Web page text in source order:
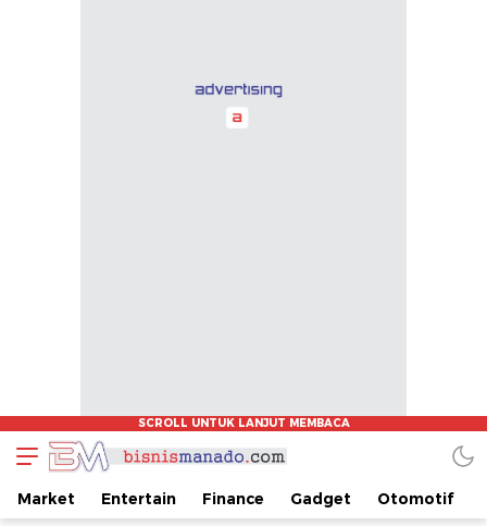
www.bisnismanado.com
Berita Bisnis Sulawesi Utara
Market Entertain Finance Gadget Otomotif